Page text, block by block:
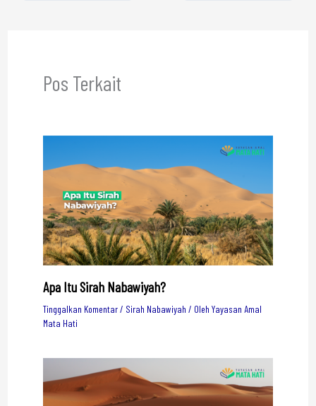
Pos Terkait
Apa Itu Sirah Nabawiyah?
Tinggalkan Komentar/ Sirah Nabawiyah / Oleh Yayasan Amal
Mata Hati